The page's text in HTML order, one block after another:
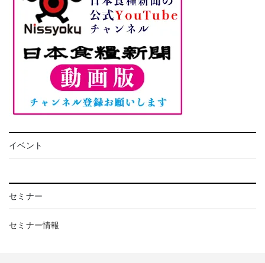
イベント
セミナー
セミナー情報